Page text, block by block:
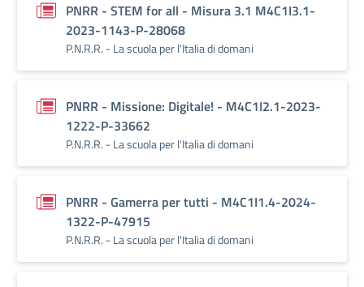
PNRR - STEM for all - Misura 3.1 M4C1I3.1-
2023-1143-P-28068
P.N.R.R. - La scuola per l'Italia di domani
PNRR - Missione: Digitale! - M4C1I2.1-2023-
1222-P-33662
P.N.R.R. - La scuola per l'Italia di domani
PNRR - Gamerra per tutti - M4C1I1.4-2024-
1322-P-47915
P.N.R.R. - La scuola per l'Italia di domani